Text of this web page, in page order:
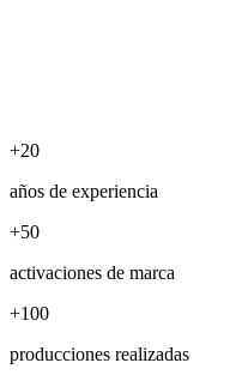
+20
años de experiencia
+50
activaciones de marca
+100
producciones realizadas